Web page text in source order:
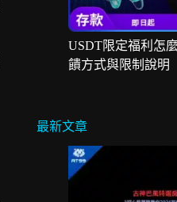
USDT限定福利怎
饋方式與限制說明
最新文章